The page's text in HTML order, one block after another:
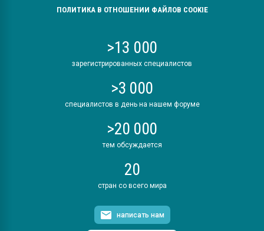
ПОЛИТИКА В ОТНОШЕНИИ ФАЙЛОВ COOKIE
>13 000
зарегистрированных специалистов
>3 000
специалистов в день на нашем форуме
>20 000
тем обсуждается
20
стран со всего мира
написать нам